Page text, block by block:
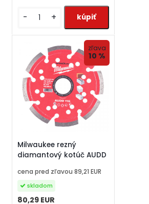
- +
Milwaukee rezný
diamantový kotúč AUDD
cena pred zľavou 89,21 EUR
80,29 EUR
skladom
zľava
10 %